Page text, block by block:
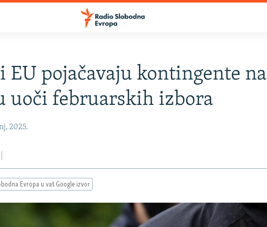
EU pojačavaju kontingente na
uoči februarskih izbora
2025.
Evropa u vaš Google izvor